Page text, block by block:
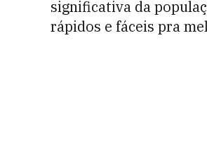
significativa da
rápidos e fáceis pra